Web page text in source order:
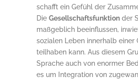
schafft ein Gefühl der
Die Gesellschaftsfunktion der
maßgeblich beeinflussen,
sozialen Leben innerhalb einer
teilhaben kann. Aus diesem
Sprache auch von enormer
es um Integration von